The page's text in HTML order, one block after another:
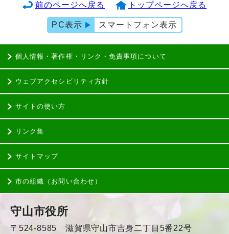
前のページへ戻る トップページへ戻る
PC表示 スマートフォン表示
個人情報・著作権・リンク・免責事項について
ウェブアクセシビリティ方針
サイトの使い方
リンク集
サイトマップ
市の組織（お問い合わせ）
守山市役所
〒524-8585 滋賀県守山市吉身二丁目5番22号